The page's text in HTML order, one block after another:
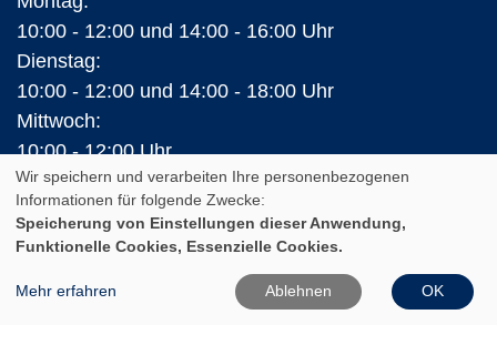
10:00 - 12:00 und 14:00 - 16:00 Uhr
Dienstag:
10:00 - 12:00 und 14:00 - 18:00 Uhr
Mittwoch:
10:00 - 12:00 Uhr
Donnerstag:
10:00 - 12:00 und 14:00 - 16:00 Uhr
Freitag:
Wir speichern und verarbeiten Ihre personenbezogenen
Informationen für folgende Zwecke:
Speicherung von Einstellungen dieser Anwendung,
Funktionelle Cookies, Essenzielle Cookies.
Mehr erfahren Ablehnen OK